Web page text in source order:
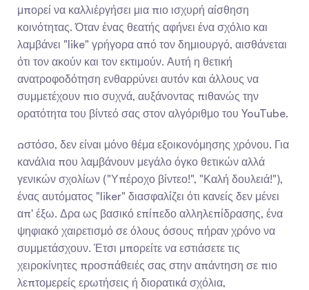
μπορεί να καλλιέργήσει μια πιο ισχυρή αίσθηση
κοινότητας. Όταν ένας θεατής αφήνει ένα σχόλιο και
λαμβάνει "like" γρήγορα από τον δημιουργό, αισθάνεται
ότι τον ακούν και τον εκτιμούν. Αυτή η θετική
ανατροφοδότηση ενθαρρύνει αυτόν και άλλους να
συμμετέχουν πιο συχνά, αυξάνοντας πιθανώς την
ορατότητα του βίντεό σας στον αλγόριθμο του YouTube.
Ωστόσο, δεν είναι μόνο θέμα εξοικονόμησης χρόνου. Για
κανάλια που λαμβάνουν μεγάλο όγκο θετικών αλλά
γενικών σχολίων ("Υπέροχο βίντεο!", "Καλή δουλειά!"),
ένας αυτόματος "liker" διασφαλίζει ότι κανείς δεν μένει
απ' έξω. Δρα ως βασικό επίπεδο αλληλεπίδρασης, ένα
ψηφιακό χαιρετισμό σε όλους όσους πήραν χρόνο να
συμμετάσχουν. Έτσι μπορείτε να εστιάσετε τις
χειροκίνητες προσπάθειές σας στην απάντηση σε πιο
λεπτομερείς ερωτήσεις ή διορατικά σχόλια,